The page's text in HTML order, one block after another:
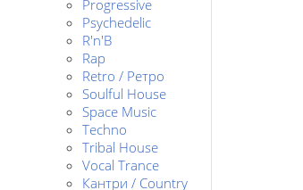
Progressive
Psychedelic
R'n'B
Rap
Retro / Ретро
Soulful House
Space Music
Techno
Tribal House
Vocal Trance
Кантри / Country